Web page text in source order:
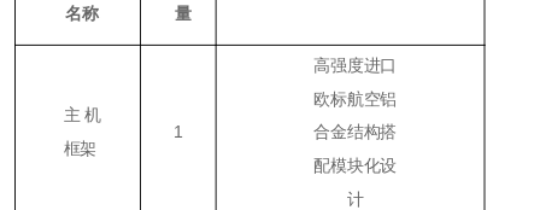
名称 量
主机
框架
1
高强度进口
欧标航空铝
合金结构搭
配模块化设
计